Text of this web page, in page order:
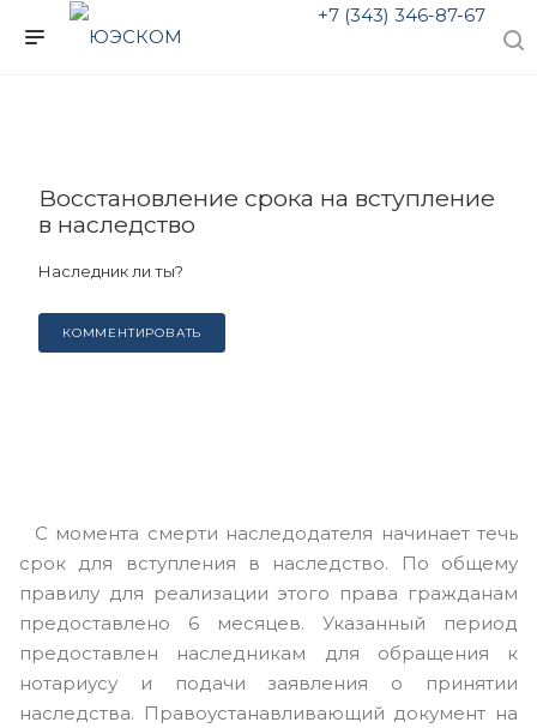
+7 (343) 346-87-67
Восстановление срока на вступление
в наследство
Наследник ли ты?
КОММЕНТИРОВАТЬ
С момента смерти наследодателя начинает течь
срок для вступления в наследство. По общему
правилу для реализации этого права гражданам
предоставлено 6 месяцев. Указанный период
предоставлен наследникам для обращения к
нотариусу и подачи заявления о принятии
наследства. Правоустанавливающий документ на